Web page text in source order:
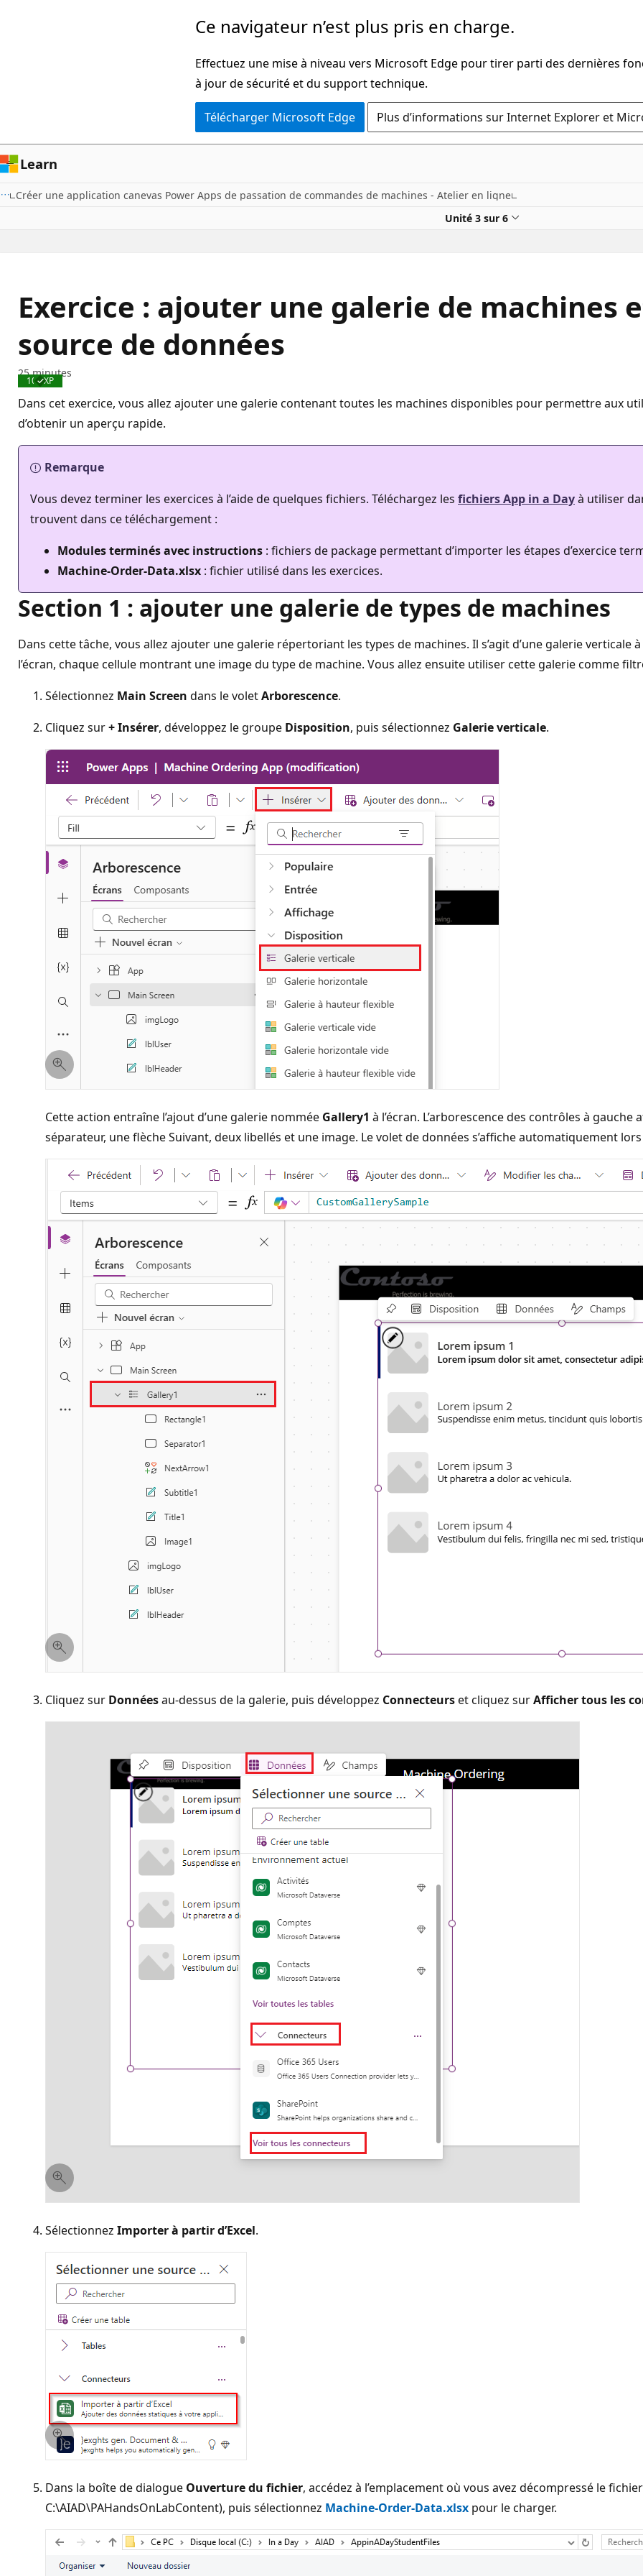
Ce navigateur n’est plus pris en charge.
Effectuez une mise à niveau vers Microsoft Edge pour tirer parti des dernières
à jour de sécurité et du support technique.
Télécharger Microsoft Edge Plus d’informations sur Internet Explorer et
Learn
Créer une application canevas Power Apps de passation de commandes de machines - Atelier en ligne
Unité 3 sur 6
Exercice : ajouter une galerie de machines
source de données
Effectué
100 XP
25 minutes
Dans cet exercice, vous allez ajouter une galerie contenant toutes les machines disponibles pour permettre aux
d’obtenir un aperçu rapide.
Remarque
Vous devez terminer les exercices à l’aide de quelques fichiers. Téléchargez les fichiers App in a Dayà utiliser
trouvent dans ce téléchargement :
Modules terminés avec instructions : fichiers de package permettant d’importer les étapes d’exercice
Machine-Order-Data.xlsx : fichier utilisé dans les exercices.
Section 1 : ajouter une galerie de types de machines
Dans cette tâche, vous allez ajouter une galerie répertoriant les types de machines. Il s’agit d’une galerie verticale
l’écran, chaque cellule montrant une image du type de machine. Vous allez ensuite utiliser cette galerie comme
Sélectionnez Main Screen dans le voletArborescence.
Cliquez sur+ Insérer, développez le groupe Disposition, puis sélectionnez Galerie verticale.
Cette action entraîne l’ajout d’une galerie nommée Gallery1 à l’écran. L’arborescence des contrôles à
séparateur, une flèche Suivant, deux libellés et une image. Le volet de données s’affiche automatiquement
Cliquez sur Donnéesau-dessus de la galerie, puis développez Connecteurset cliquez surAfficher tous les
Sélectionnez Importer à partir d’Excel.
Dans la boîte de dialogue Ouverture du fichier, accédez à l’emplacement où vous avez décompressé le
C:\AIAD\PAHandsOnLabContent), puis sélectionnez Machine-Order-Data.xlsx pour le charger.